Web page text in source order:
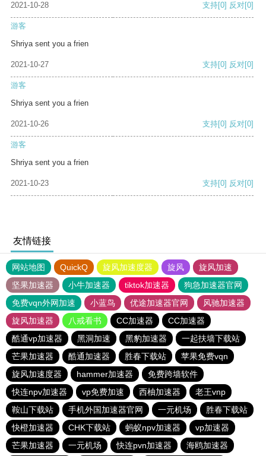
2021-10-28 支持[0] 反对[0]
游客
Shriya sent you a frien
2021-10-27 支持[0] 反对[0]
游客
Shriya sent you a frien
2021-10-26 支持[0] 反对[0]
游客
Shriya sent you a frien
2021-10-23 支持[0] 反对[0]
友情链接
网站地图 QuickQ 旋风加速度器 旋风
旋风加速
坚果加速器
小牛加速器 tiktok加速器
狗急加速器官网
免费vqn外网加速
小蓝鸟 优途加速器官网
风驰加速器
旋风加速器
八戒看书 CC加速器
CC加速器
酷通vp加速器
黑洞加速 黑豹加速器
一起扶墙下载站
芒果加速器
酷通加速器 胜春下载站
苹果免费vqn
旋风加速度器
hammer加速器
免费跨墙软件
快连npv加速器
vp免费加速 西柚加速器
老王vnp
鞍山下载站
手机外国加速器官网 一元机场
胜春下载站
快橙加速器
CHK下载站 蚂蚁npv加速器
vp加速器
芒果加速器
一元机场 快连pvn加速器 海鸥加速器